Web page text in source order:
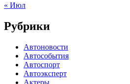
« Июл
Рубрики
Автоновости
Автособытия
Автоспорт
Автоэксперт
Актеры